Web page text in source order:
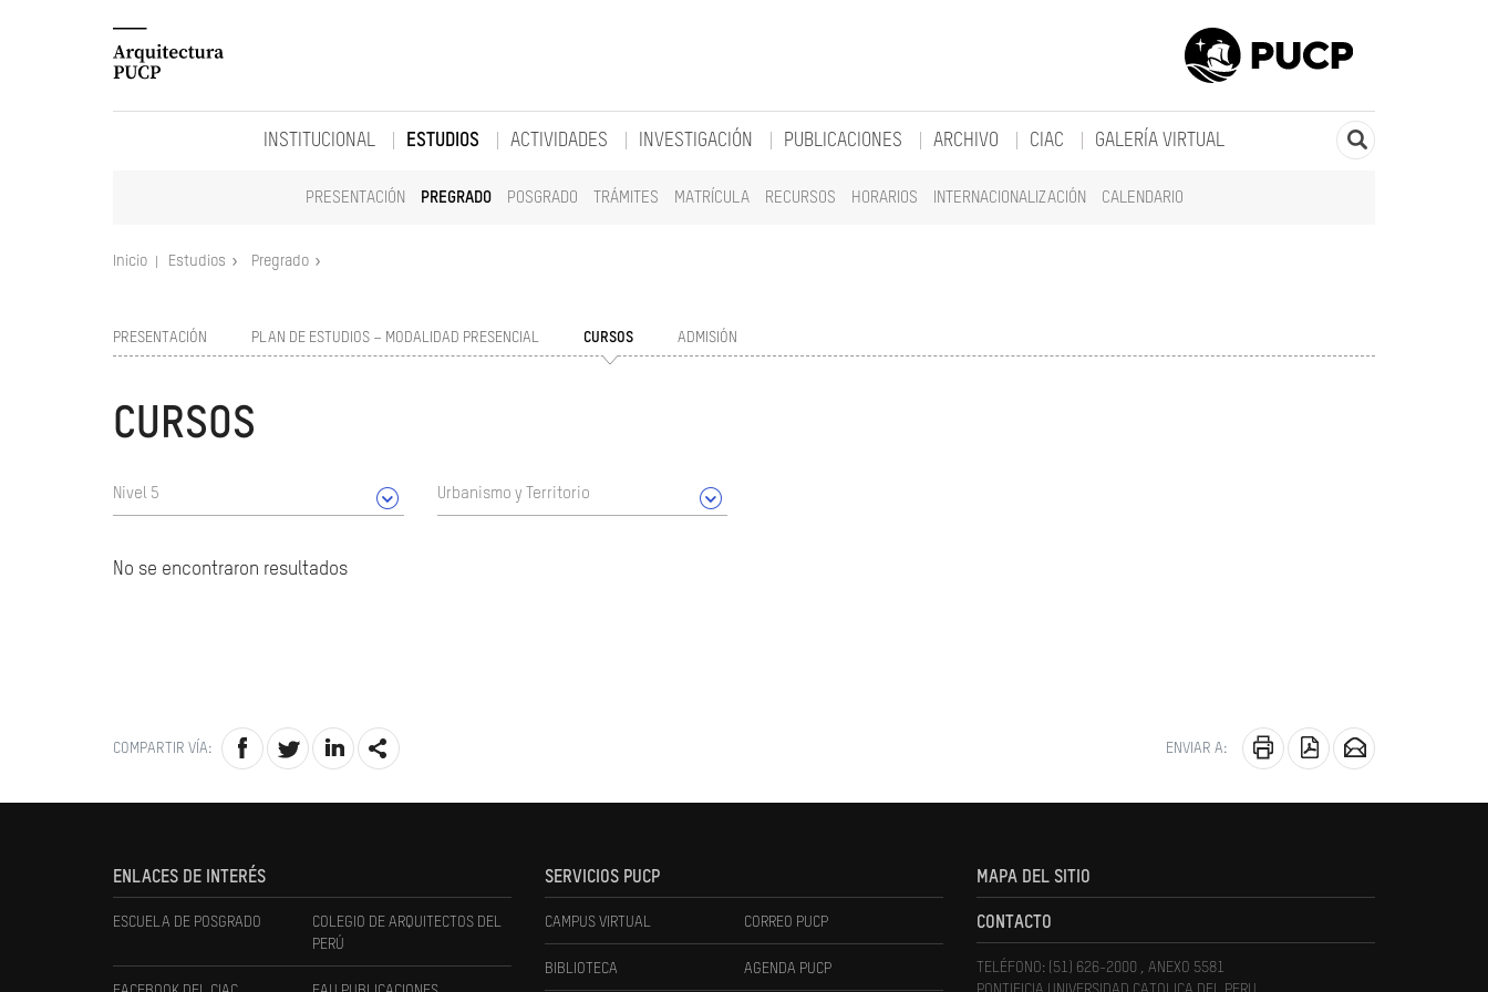
INSTITUCIONAL ESTUDIOS
PRESENTACIÓN PREGRADO POSGRADO TRÁMITES MATRÍCULA RECURSOS HORARIOS INTERNACIONALIZACIÓN CALENDARIO
ACTIVIDADES INVESTIGACIÓN PUBLICACIONES ARCHIVO CIAC GALERÍA VIRTUAL
Inicio Estudios Pregrado
PRESENTACIÓN PLAN DE ESTUDIOS – MODALIDAD PRESENCIAL CURSOS ADMISIÓN
CURSOS
Nivel 5 Urbanismo y Territorio
No se encontraron resultados
COMPARTIR VÍA: ENVIAR A:
ENLACES DE INTERÉS
ESCUELA DE POSGRADO
COLEGIO DE ARQUITECTOS DEL
PERÚ
SERVICIOS PUCP
CAMPUS VIRTUAL CORREO PUCP
BIBLIOTECA AGENDA PUCP
MAPA DEL SITIO
CONTACTO
TELÉFONO: (51) 626-2000 , ANEXO 5581